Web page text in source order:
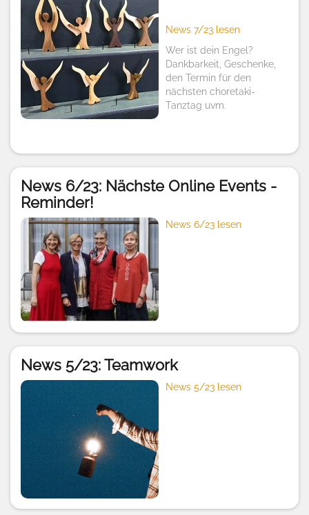
News 7/23 lesen
Wer ist dein Engel?
Dankbarkeit, Geschenke,
den Termin für den
nächsten choretaki-
Tanztag uvm.
News 6/23: Nächste Online Events -
Reminder!
News 6/23 lesen
News 5/23: Teamwork
News 5/23 lesen